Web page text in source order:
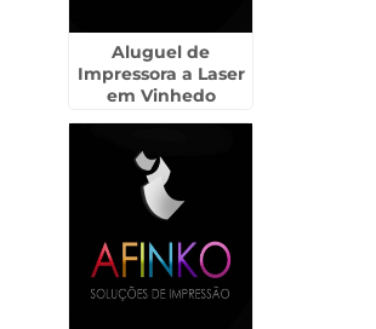
Aluguel de
Impressora a Laser
em Vinhedo